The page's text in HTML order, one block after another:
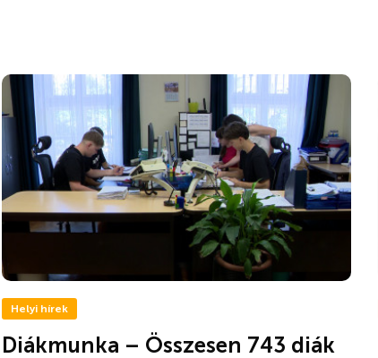
Helyi hírek
Diákmunka – Összesen 743 diák